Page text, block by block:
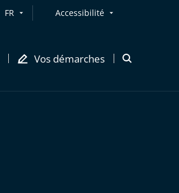
FR Accessibilité
Vos démarches
Ouvrir